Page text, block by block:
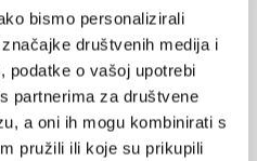
bismo personalizirali
društvenih medija i
podatke o vašoj upotrebi
partnerima za društvene
a oni ih mogu kombinirati s
pružili ili koje su prikupili
koja zahtijeva svake godine
ali i straha od pojave virusa
pandemije s velikim brojem
influenca ima posebno
bolesti. Svjetska
je ...